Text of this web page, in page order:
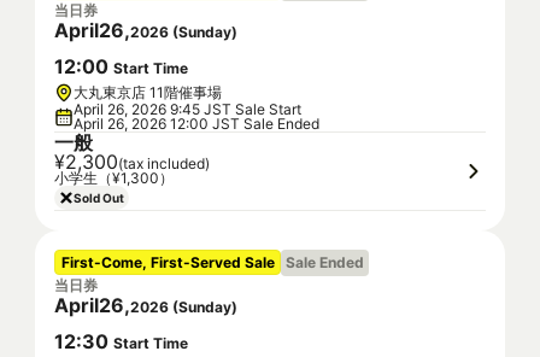
当日券
April26,2026 (Sunday)
12:00 Start Time
大丸東京店 11階催事場
April 26, 2026 9:45 JST Sale Start
April 26, 2026 12:00 JST Sale Ended
一般
¥2,300(tax included)
小学生（¥1,300）
Sold Out
First-Come, First-Served Sale Sale Ended
当日券
April26,2026 (Sunday)
12:30 Start Time